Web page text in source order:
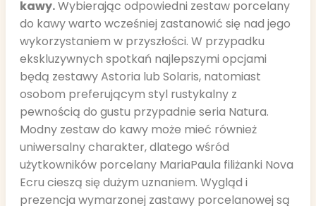
kawy.Wybierając odpowiedni zestaw porcelany
do kawy warto wcześniej zastanowić się nad jego
wykorzystaniem w przyszłości. W przypadku
ekskluzywnych spotkań najlepszymi opcjami
będą zestawy Astoria lub Solaris, natomiast
osobom preferującym styl rustykalny z
pewnością do gustu przypadnie seria Natura.
Modny zestaw do kawy może mieć również
uniwersalny charakter, dlatego wśród
użytkowników porcelany MariaPaula filiżanki Nova
Ecru cieszą się dużym uznaniem. Wygląd i
prezencja wymarzonej zastawy porcelanowej są